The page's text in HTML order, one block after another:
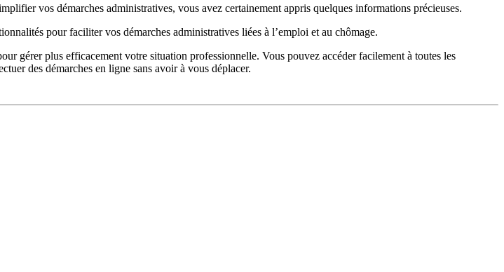
vos démarches administratives, vous avez certainement appris quelques informations précieuses.
pour faciliter vos démarches administratives liées à l’emploi et au chômage.
gérer plus efficacement votre situation professionnelle. Vous pouvez accéder facilement à toutes les
des démarches en ligne sans avoir à vous déplacer.